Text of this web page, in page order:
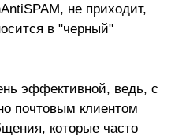
не приходит,
в "черный"
эффективной, ведь, с
почтовым клиентом
которые часто